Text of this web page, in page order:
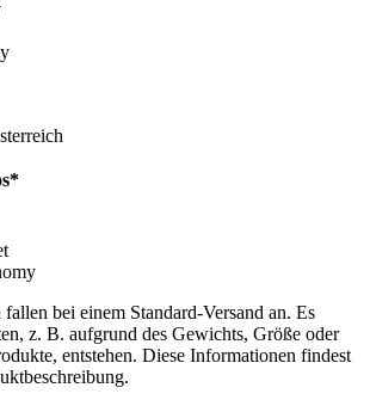
bei einem Standard-Versand an. Es
z. B. aufgrund des Gewichts, Größe oder
entstehen. Diese Informationen findest